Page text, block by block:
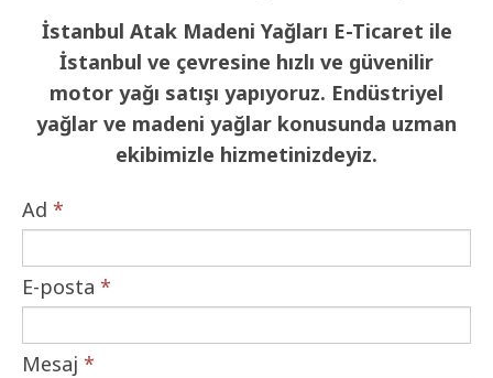
İstanbul Atak Madeni Yağları E-Ticaret ile
İstanbul ve çevresine hızlı ve güvenilir
motor yağı satışı yapıyoruz. Endüstriyel
yağlar ve madeni yağlar konusunda uzman
ekibimizle hizmetinizdeyiz.
Ad *
E-posta *
Mesaj *